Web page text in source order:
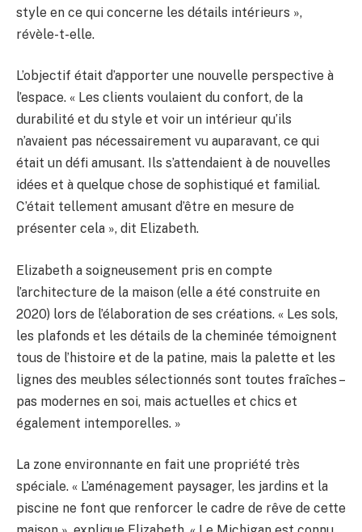
style en ce qui concerne les détails intérieurs »,
révèle-t-elle.
L’objectif était d’apporter une nouvelle perspective à
l’espace. « Les clients voulaient du confort, de la
durabilité et du style et voir un intérieur qu’ils
n’avaient pas nécessairement vu auparavant, ce qui
était un défi amusant. Ils s’attendaient à de nouvelles
idées et à quelque chose de sophistiqué et familial.
C’était tellement amusant d’être en mesure de
présenter cela », dit Elizabeth.
Elizabeth a soigneusement pris en compte
l’architecture de la maison (elle a été construite en
2020) lors de l’élaboration de ses créations. « Les sols,
les plafonds et les détails de la cheminée témoignent
tous de l’histoire et de la patine, mais la palette et les
lignes des meubles sélectionnés sont toutes fraîches –
pas modernes en soi, mais actuelles et chics et
également intemporelles. »
La zone environnante en fait une propriété très
spéciale. « L’aménagement paysager, les jardins et la
piscine ne font que renforcer le cadre de rêve de cette